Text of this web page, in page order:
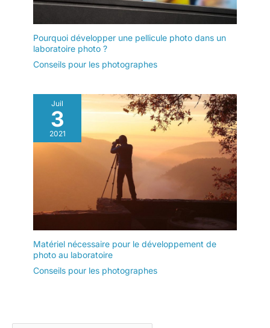
Pourquoi développer une pellicule photo dans un
laboratoire photo ?
Conseils pour les photographes
Juil
3
2021
Matériel nécessaire pour le développement de
photo au laboratoire
Conseils pour les photographes